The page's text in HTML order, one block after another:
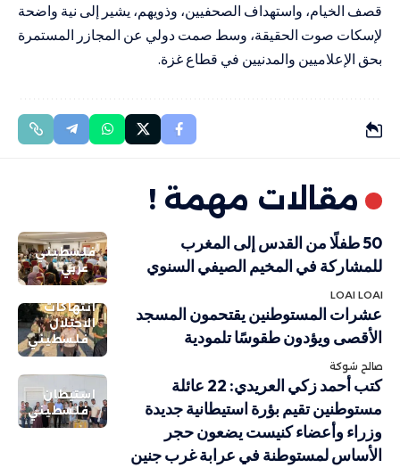
قصف الخيام، واستهداف الصحفيين، وذويهم، يشير إلى نية واضحة
لإسكات صوت الحقيقة، وسط صمت دولي عن المجازر المستمرة
بحق الإعلاميين والمدنيين في قطاع غزة.
مقالات مهمة !
فلسطيني
عربي
50 طفلًا من القدس إلى المغرب
للمشاركة في المخيم الصيفي السنوي
LOAI LOAI
انتهاكات
الاحتلال
فلسطيني
عشرات المستوطنين يقتحمون المسجد
الأقصى ويؤدون طقوسًا تلمودية
صالح شوكة
استيطان
فلسطيني
كتب أحمد زكي العريدي: 22 عائلة
مستوطنين تقيم بؤرة استيطانية جديدة
وزراء وأعضاء كنيست يضعون حجر
الأساس لمستوطنة في عرابة غرب جنين